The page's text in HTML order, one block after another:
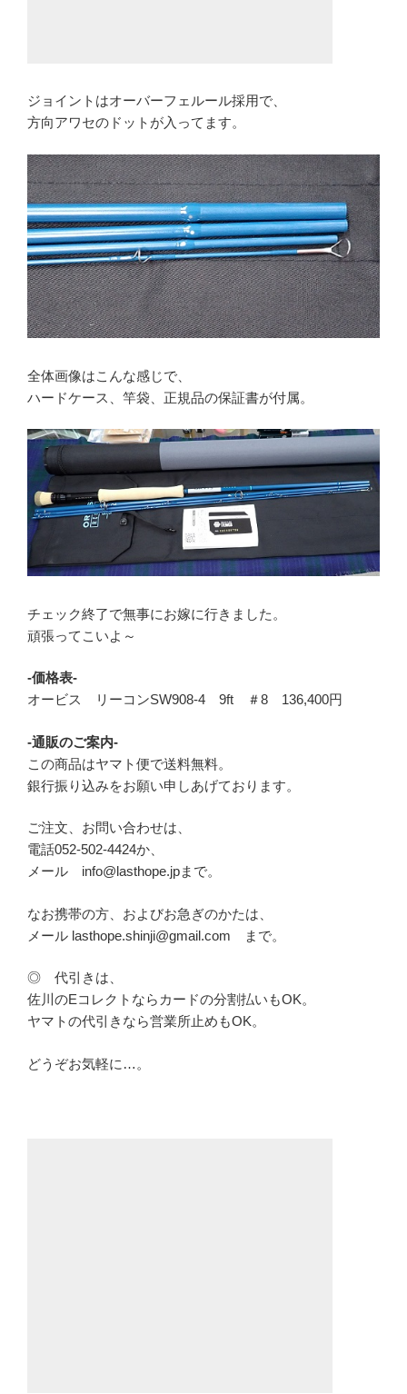
ジョイントはオーバーフェルール採用で、
方向アワセのドットが入ってます。
全体画像はこんな感じで、
ハードケース、竿袋、正規品の保証書が付属。
チェック終了で無事にお嫁に行きました。
頑張ってこいよ～
-価格表-
オービス リーコンSW908-4 9ft ＃8 136,400円
-通販のご案内-
この商品はヤマト便で送料無料。
銀行振り込みをお願い申しあげております。
ご注文、お問い合わせは、
電話052-502-4424か、
メール info@lasthope.jpまで。
なお携帯の方、およびお急ぎのかたは、
メール lasthope.shinji@gmail.com まで。
◎ 代引きは、
佐川のEコレクトならカードの分割払いもOK。
ヤマトの代引きなら営業所止めもOK。
どうぞお気軽に…。